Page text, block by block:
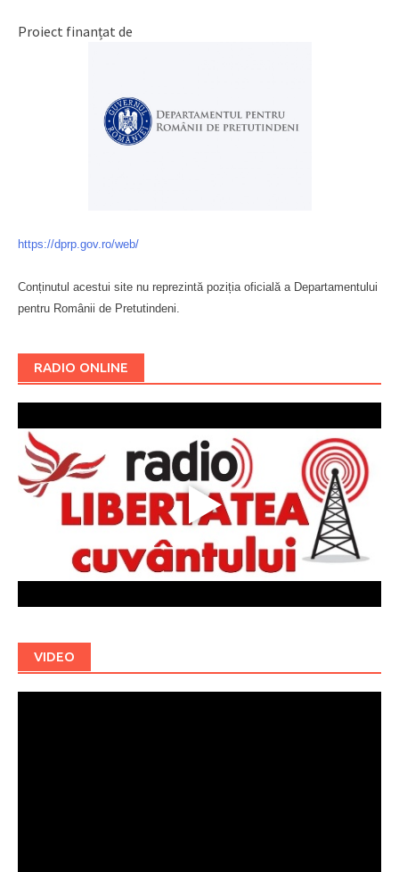
Proiect finanțat de
https://dprp.gov.ro/web/
Conținutul acestui site nu reprezintă poziția oficială a Departamentului
pentru Românii de Pretutindeni.
RADIO ONLINE
VIDEO